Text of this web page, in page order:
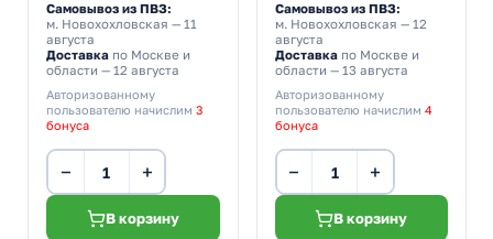
Самовывоз из ПВЗ:
м. Новохохловская — 11
августа
Доставка по Москве и
области — 12 августа
Авторизованному
пользователю начислим 3
бонуса
− +
В корзину
Самовывоз из ПВЗ:
м. Новохохловская — 12
августа
Доставкапо Москве и
области — 13 августа
Авторизованному
пользователю начислим 4
бонуса
− +
В корзину